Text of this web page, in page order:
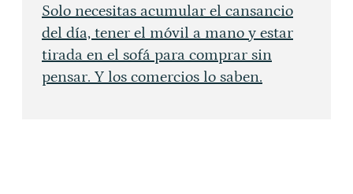
Solo necesitas acumular el cansancio
del día, tener el móvil a mano y estar
tirada en el sofá para comprar sin
pensar. Y los comercios lo saben.